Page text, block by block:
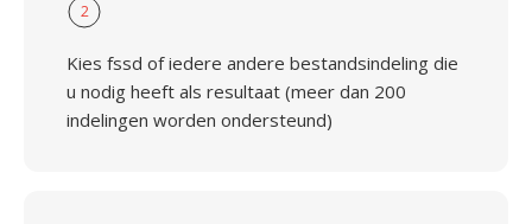
2
Kies fssd of iedere andere bestandsindeling die
u nodig heeft als resultaat (meer dan 200
indelingen worden ondersteund)